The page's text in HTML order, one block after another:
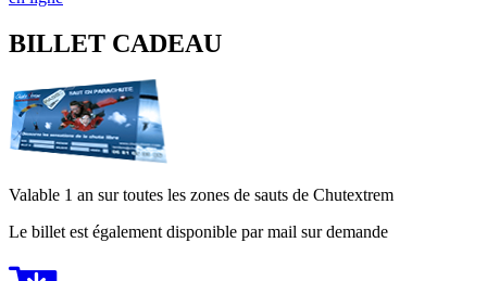
BILLET CADEAU
Valable 1 an sur toutes les zones de sauts de Chutextrem
Le billet est également disponible par mail sur demande